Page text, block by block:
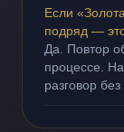
Если
подряд —
Да. Повтор
процессе.
разговор